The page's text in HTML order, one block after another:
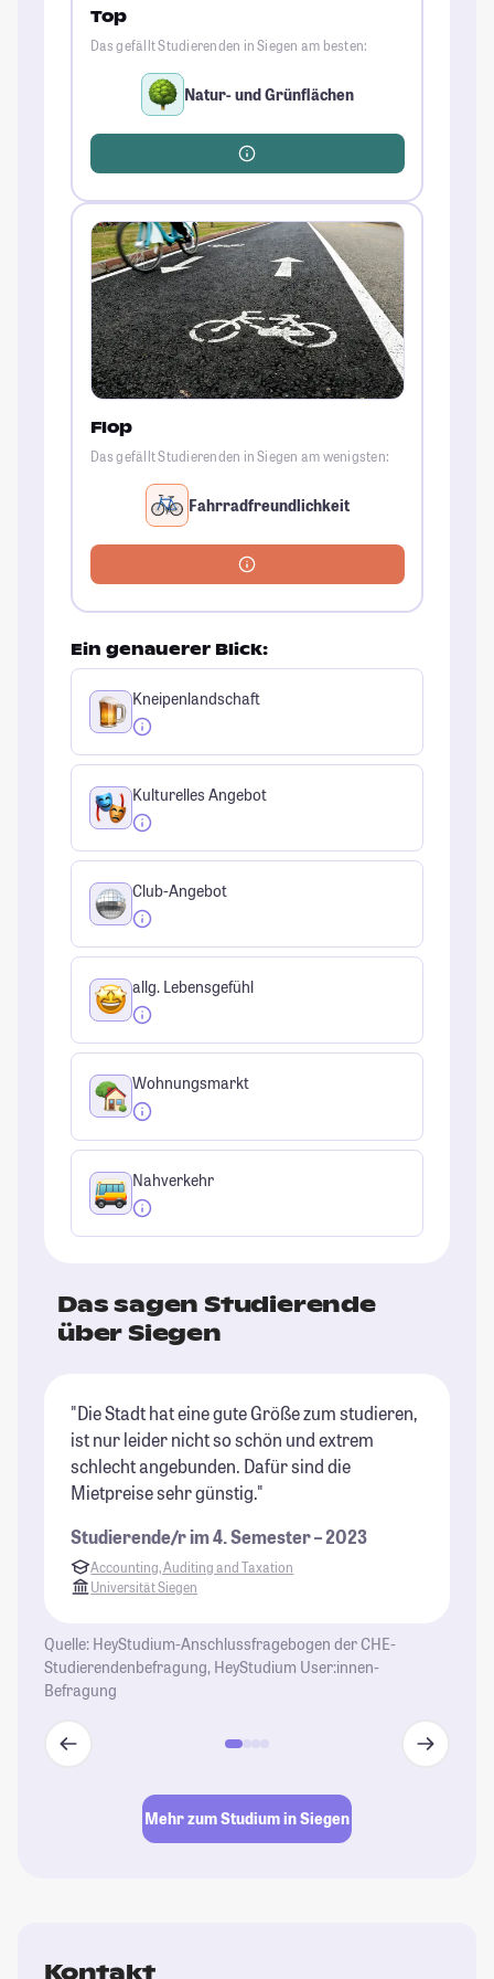
Top
Das gefällt Studierenden in Siegen am besten:
Natur- und Grünflächen
Flop
Das gefällt Studierenden in Siegen am wenigsten:
Fahrradfreundlichkeit
Ein genauerer Blick:
Kneipenlandschaft
Kulturelles Angebot
Club-Angebot
allg. Lebensgefühl
Wohnungsmarkt
Nahverkehr
Das sagen Studierende
über Siegen
"Die Stadt hat eine gute Größe zum studieren,
ist nur leider nicht so schön und extrem
schlecht angebunden. Dafür sind die
Mietpreise sehr günstig."
Studierende/r im 4. Semester – 2023
Accounting, Auditing and Taxation
Universität Siegen
Quelle: HeyStudium-Anschlussfragebogen der CHE-
Studierendenbefragung, HeyStudium User:innen-
Befragung
Mehr zum Studium in Siegen
Kontakt